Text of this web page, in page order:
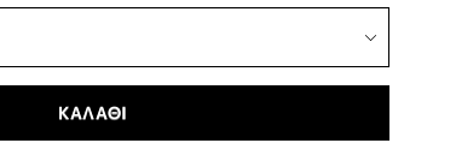
ΚΑΛΑΘΙ